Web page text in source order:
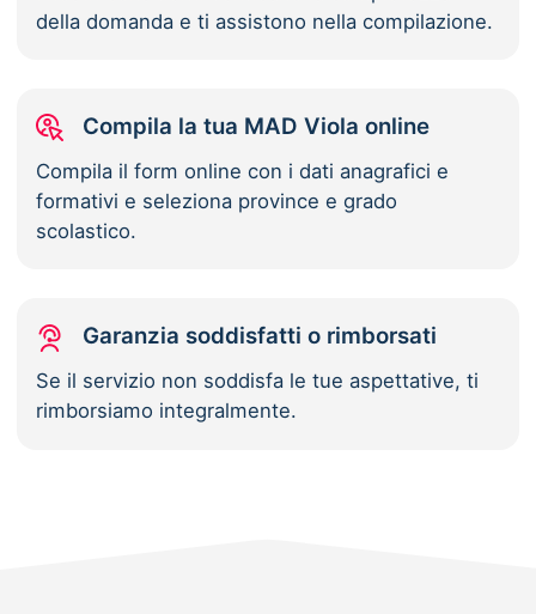
della domanda e ti assistono nella compilazione.
Compila la tua MAD Viola online
Compila il form online con i dati anagrafici e
formativi e seleziona province e grado
scolastico.
Garanzia soddisfatti o rimborsati
Se il servizio non soddisfa le tue aspettative, ti
rimborsiamo integralmente.